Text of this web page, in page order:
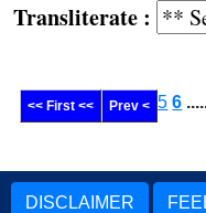
:
<< First << Prev < 5 6
DISCLAIMER